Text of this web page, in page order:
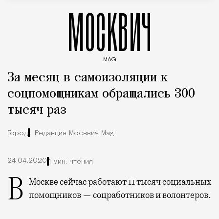
МОСКВИЧ
MAG
За месяц в самоизоляции к
соцпомощникам обращались 300
тысяч раз
Город Редакция Москвич Mag
24.04.2020 1 мин. чтения
В Москве сейчас работают 11 тысяч социальных помощников — соцработников и волонтеров.